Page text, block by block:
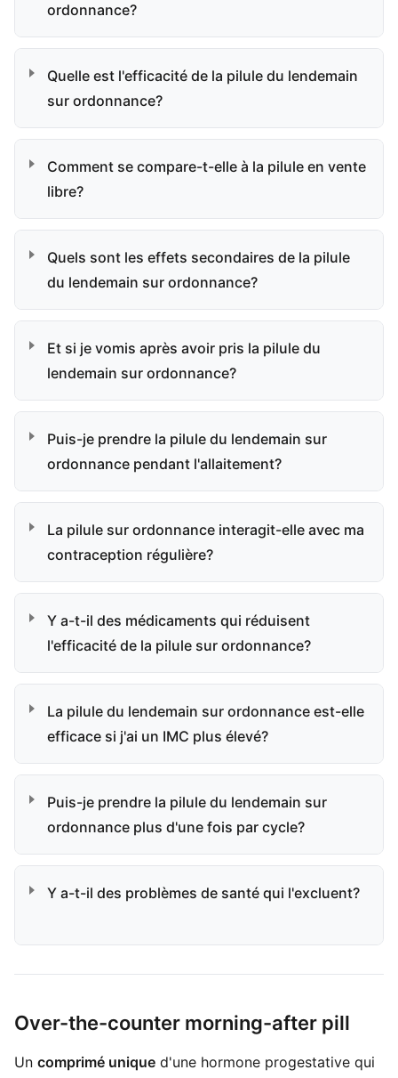
ordonnance?
Quelle est l'efficacité de la pilule du lendemain
sur ordonnance?
Comment se compare-t-elle à la pilule en vente
libre?
Quels sont les effets secondaires de la pilule
du lendemain sur ordonnance?
Et si je vomis après avoir pris la pilule du
lendemain sur ordonnance?
Puis-je prendre la pilule du lendemain sur
ordonnance pendant l'allaitement?
La pilule sur ordonnance interagit-elle avec ma
contraception régulière?
Y a-t-il des médicaments qui réduisent
l'efficacité de la pilule sur ordonnance?
La pilule du lendemain sur ordonnance est-elle
efficace si j'ai un IMC plus élevé?
Puis-je prendre la pilule du lendemain sur
ordonnance plus d'une fois par cycle?
Y a-t-il des problèmes de santé qui l'excluent?
Over-the-counter morning-after pill
Un comprimé unique d'une hormone progestative qui